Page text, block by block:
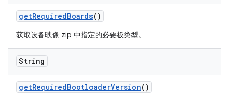
getRequiredBoards()
获取设备映像 zip 中指定的必要板类型。
String
getRequiredBootloaderVersion()